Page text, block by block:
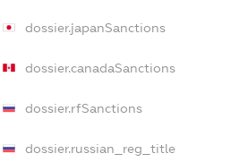
dossier.japanSanctions
dossier.canadaSanctions
dossier.rfSanctions
dossier.russian_reg_title